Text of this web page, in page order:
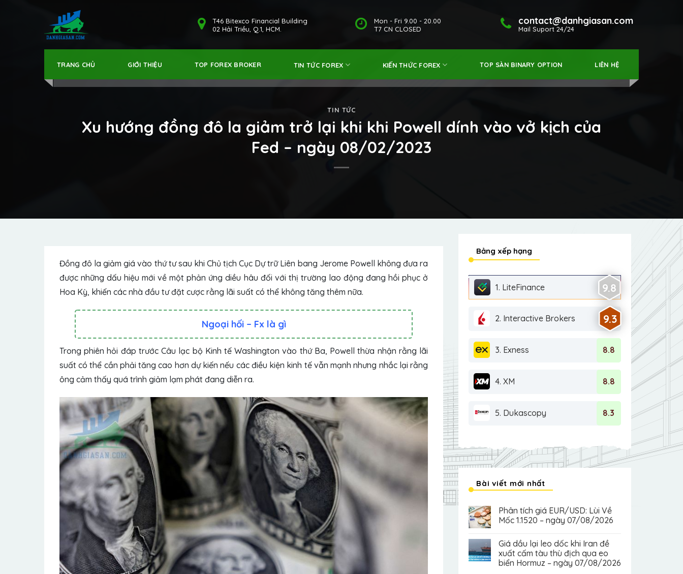
contact@danhgiasan.com
Mail Suport 24/24
Mon - Fri 9.00 - 20.00
T7 CN CLOSED
T46 Bitexco Financial Building
02 Hải Triều, Q.1, HCM.
TRANG CHỦ GIỚI THIỆU TOP FOREX BROKER TIN TỨC FOREX KIẾN THỨC FOREX TOP SÀN BINARY OPTION LIÊN HỆ
TIN TỨC
Xu hướng đồng đô la giảm trở lại khi khi Powell dính vào vở kịch của
Fed – ngày 08/02/2023
Đồng đô la giảm giá vào thứ tư sau khi Chủ tịch Cục Dự trữ Liên bang Jerome Powell không đưa ra
được những dấu hiệu mới về một phản ứng diều hâu đối với thị trường lao động đang hồi phục ở
Hoa Kỳ, khiến các nhà đầu tư đặt cược rằng lãi suất có thể không tăng thêm nữa.
Ngoại hối – Fx là gì
Trong phiên hỏi đáp trước Câu lạc bộ Kinh tế Washington vào thứ Ba, Powell thừa nhận rằng lãi
suất có thể cần phải tăng cao hơn dự kiến ​​nếu các điều kiện kinh tế vẫn mạnh nhưng nhắc lại rằng
ông cảm thấy quá trình giảm lạm phát đang diễn ra.
Bảng xếp hạng
1. LiteFinance 9.8
2. Interactive Brokers 9.3
3. Exness 8.8
4. XM 8.8
5. Dukascopy 8.3
Bài viết mới nhất
Phân tích giá EUR/USD: Lùi Về
Mốc 1.1520 – ngày 07/08/2026
Giá dầu lại leo dốc khi Iran đề
xuất cấm tàu thù địch qua eo
biển Hormuz – ngày 07/08/2026